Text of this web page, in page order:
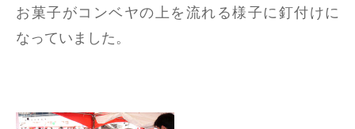
お菓子がコンベヤの上を流れる様子に釘付けに
なっていました。